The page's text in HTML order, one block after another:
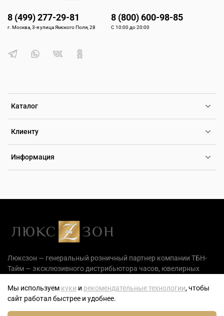
Каталог
Клиенту
Информация
8 (499) 277-29-81
г. Москва, 3-я улица Ямского Поля, 28
8 (800) 600-98-85
С 10:00 до 20:00
Люксзон — генеральный розничный партнер компании ТБН-
Тайм — эксклюзивного дистрибьютора часов, ювелирных
Мы используем куки и рекомендательные технологии, чтобы
сайт работал быстрее и удобнее.